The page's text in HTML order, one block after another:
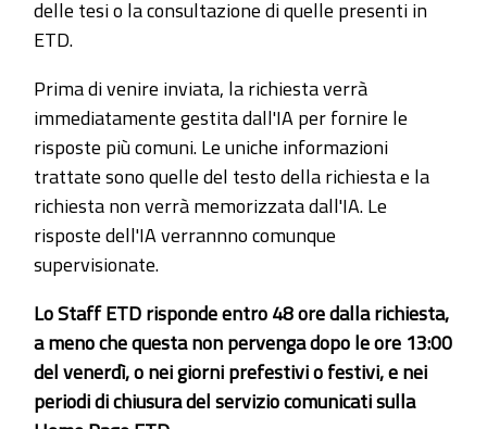
delle tesi o la consultazione di quelle presenti in
ETD.
Prima di venire inviata, la richiesta verrà
immediatamente gestita dall'IA per fornire le
risposte più comuni. Le uniche informazioni
trattate sono quelle del testo della richiesta e la
richiesta non verrà memorizzata dall'IA. Le
risposte dell'IA verrannno comunque
supervisionate.
Lo Staff ETD risponde entro 48 ore dalla richiesta,
a meno che questa non pervenga dopo le ore 13:00
del venerdì, o nei giorni prefestivi o festivi, e nei
periodi di chiusura del servizio comunicati sulla